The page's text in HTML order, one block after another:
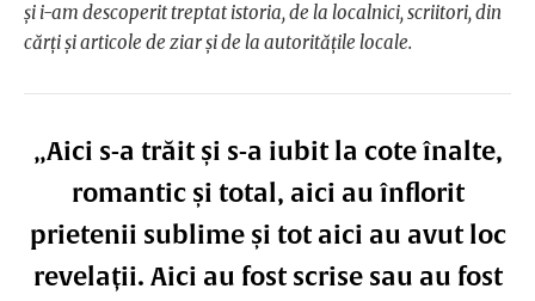
și i-am descoperit treptat istoria, de la localnici, scriitori, din
cărți și articole de ziar și de la autoritățile locale.
„Aici s-a trăit și s-a iubit la cote înalte,
romantic și total, aici au înflorit
prietenii sublime și tot aici au avut loc
revelații. Aici au fost scrise sau au fost